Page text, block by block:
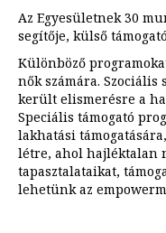
Az Egyesületnek 30
segítője, külső
Különböző
nők számára.
került elismerésre a
Speciális támogató
lakhatási
létre, ahol hajléktalan
tapasztalataikat,
lehetünk az